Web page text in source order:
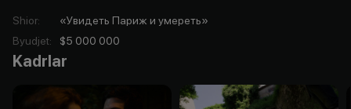
Shior:
«Увидеть Париж и умереть»
Byudjet: $5 000 000
Kadrlar